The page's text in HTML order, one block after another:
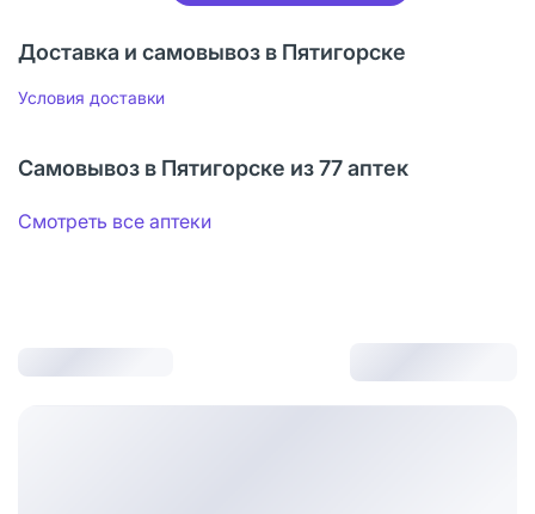
Доставка и самовывоз в Пятигорске
Условия доставки
Самовывоз в Пятигорске из 77 аптек
Смотреть все аптеки